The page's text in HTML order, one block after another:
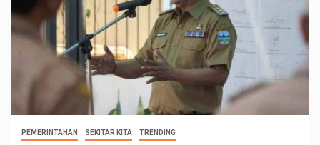
PEMERINTAHAN SEKITAR KITA TRENDING